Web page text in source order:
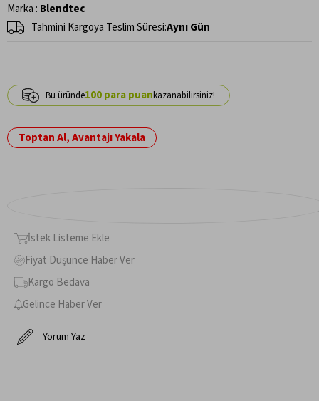
Marka : Blendtec
Tahmini Kargoya Teslim Süresi:Aynı Gün
100
Toptan Al, Avantajı Yakala
İstek Listeme Ekle
Fiyat Düşünce Haber Ver
Kargo Bedava
Gelince Haber Ver
Yorum Yaz